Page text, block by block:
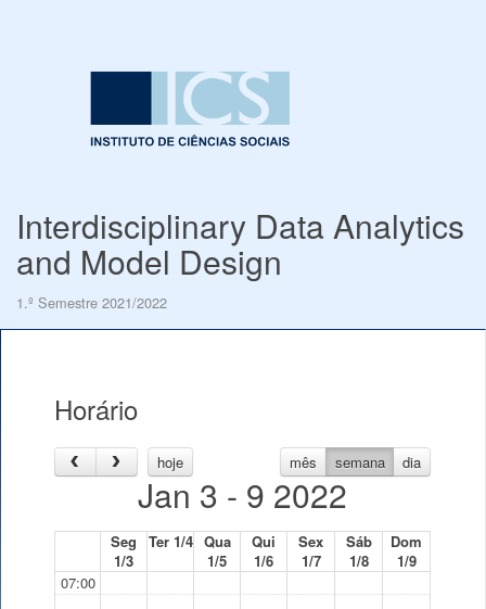
Interdisciplinary Data Analytics
and Model Design
1.º Semestre 2021/2022
Horário
hoje mês semana dia
Jan 3 - 9 2022
Seg
1/3
Ter 1/4 Qua
1/5
Qui
1/6
Sex
1/7
Sáb
1/8
Dom
1/9
07:00